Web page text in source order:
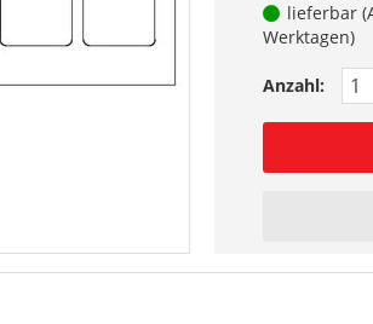
lieferbar
Werktagen)
Anzahl: